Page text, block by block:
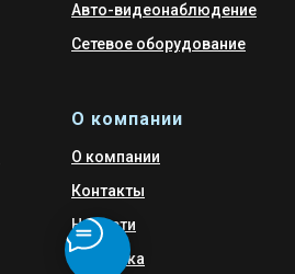
Авто-видеонаблюдение
Сетевое оборудование
О компании
О компании
Контакты
Новости
Политика